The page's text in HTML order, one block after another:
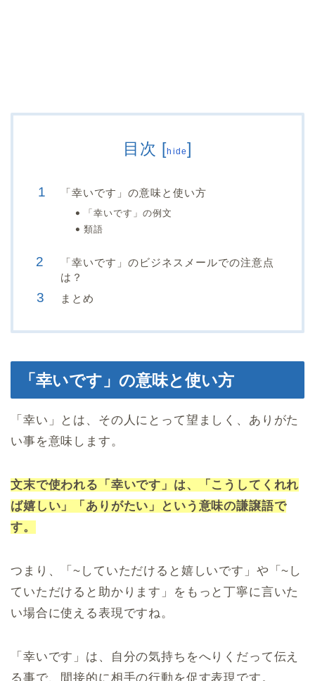
目次 [hide]
「幸いです」の意味と使い方
「幸いです」の例文
類語
「幸いです」のビジネスメールでの注意点
は？
まとめ
「幸いです」の意味と使い方
「幸い」とは、その人にとって望ましく、ありがた
い事を意味します。
文末で使われる「幸いです」は、「こうしてくれれ
ば嬉しい」「ありがたい」という意味の謙譲語で
す。
つまり、「~していただけると嬉しいです」や「~し
ていただけると助かります」をもっと丁寧に言いた
い場合に使える表現ですね。
「幸いです」は、自分の気持ちをへりくだって伝え
る事で、間接的に相手の行動を促す表現です。